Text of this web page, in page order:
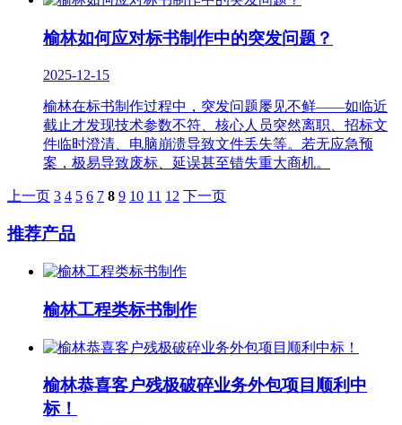
榆林如何应对标书制作中的突发问题？
2025-12-15
榆林在标书制作过程中，突发问题屡见不鲜——如临近
截止才发现技术参数不符、核心人员突然离职、招标文
件临时澄清、电脑崩溃导致文件丢失等。若无应急预
案，极易导致废标、延误甚至错失重大商机。
上一页 3 4 5 6 7 8 9 10 11 12 下一页
推荐产品
榆林工程类标书制作
榆林恭喜客户残极破碎业务外包项目顺利中
标！